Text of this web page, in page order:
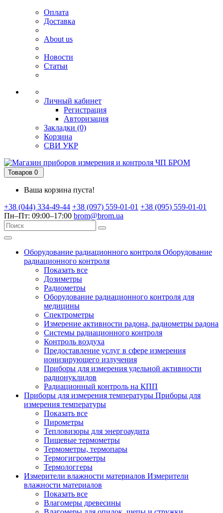
Оплата
Доставка
About us
Новости
Статьи
Личный кабинет
Регистрация
Авторизация
Закладки (0)
Корзина
СВИ УКР
Товаров 0
Ваша корзина пуста!
+38 (044) 334-49-44 +38 (097) 559-01-01 +38 (095) 559-01-01
Пн–Пт: 09:00–17:00 brom@brom.ua
Оборудование радиационного контроля Оборудование
радиационного контроля
Показать все
Дозиметры
Радиометры
Оборудование радиационного контроля для
медицины
Спектрометры
Измерение активности радона, радиометры радона
Системы радиационного контроля
Контроль воздуха
Предоставление услуг в сфере измерения
ионизирующего излучения
Приборы для измерения удельной активности
радионуклидов
Радиационный контроль на КПП
Приборы для измерения температуры Приборы для
измерения температуры
Показать все
Пирометры
Тепловизоры для энергоаудита
Пищевые термометры
Термометры, термопары
Термогигрометры
Термологгеры
Измерители влажности материалов Измерители
влажности материалов
Показать все
Влагомеры древесины